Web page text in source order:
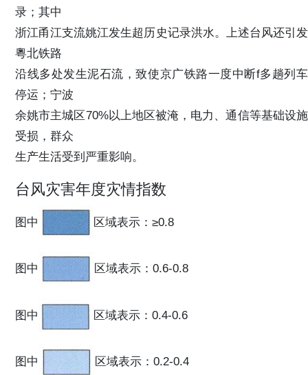
录；其中
浙江甬江支流姚江发生超历史记录洪水。上述台风还引发
粵北铁路
沿线多处发生泥石流，致使京广铁路一度中断f多趟列车
停运；宁波
余姚市主城区70%以上地区被淹，电力、通信等基础设施
受损，群众
生产生活受到严重影响。
台风灾害年度灾情指数
图中 区域表示：≥0.8
图中 区域表示：0.6-0.8
图中 区域表示：0.4-0.6
图中 区域表示：0.2-0.4